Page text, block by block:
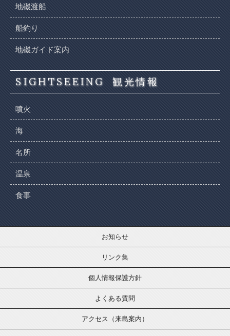
地磯渡船
船釣り
地磯ガイド案内
SIGHTSEEING 観光情報
噴火
海
名所
温泉
食事
お知らせ
リンク集
個人情報保護方針
よくある質問
アクセス（来島案内）